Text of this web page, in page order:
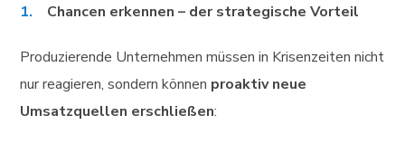
Chancen erkennen – der strategische Vorteil
Produzierende Unternehmen müssen in Krisenzeiten nicht
nur reagieren, sondern können proaktiv neue
Umsatzquellen erschließen: